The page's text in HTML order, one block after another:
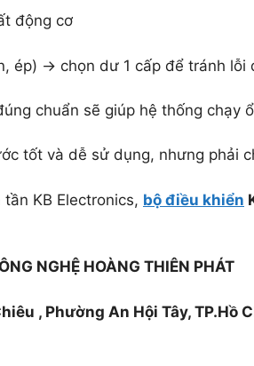
động cơ
ép) → chọn dư 1 cấp để tránh lỗi
chuẩn sẽ giúp hệ thống
tốt và dễ sử dụng, nhưng phải
KB Electronics, bộ điều khiển
NGHỆ HOÀNG THIÊN PHÁT
, Phường An Hội Tây, TP.Hồ